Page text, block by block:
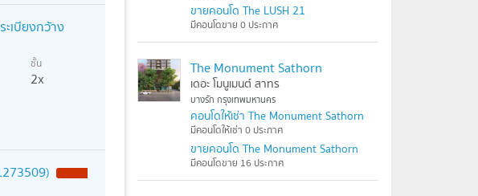
เบียงกว้าง
ชั้น
2x
ขายคอนโด The LUSH 21
มีคอนโดขาย 0 ประกาศ
The Monument Sathorn
เดอะ โมนูเมนต์ สาทร
บางรัก กรุงเทพมหานคร
คอนโดให้เช่า The Monument Sathorn
มีคอนโดให้เช่า 0 ประกาศ
ขายคอนโด The Monument Sathorn
มีคอนโดขาย 16 ประกาศ